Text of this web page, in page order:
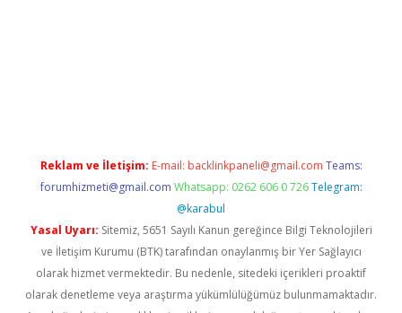
Reklam ve İletişim: E-mail: backlinkpaneli@gmail.com Teams:
forumhizmeti@gmail.com Whatsapp: 0262 606 0 726 Telegram:
@karabul
Yasal Uyarı: Sitemiz, 5651 Sayılı Kanun gereğince Bilgi Teknolojileri
ve İletişim Kurumu (BTK) tarafından onaylanmış bir Yer Sağlayıcı
olarak hizmet vermektedir. Bu nedenle, sitedeki içerikleri proaktif
olarak denetleme veya araştırma yükümlülüğümüz bulunmamaktadır.